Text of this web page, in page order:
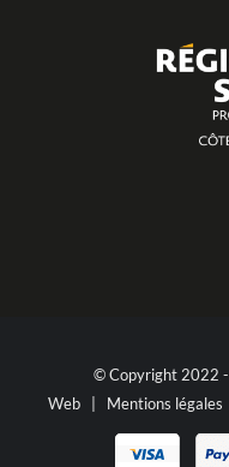
© Copyright 2022 -
Web| Mentions légales